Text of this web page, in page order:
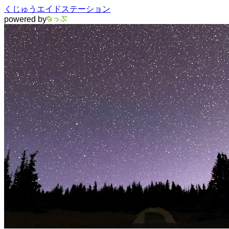
くじゅうエイドステーション
powered by